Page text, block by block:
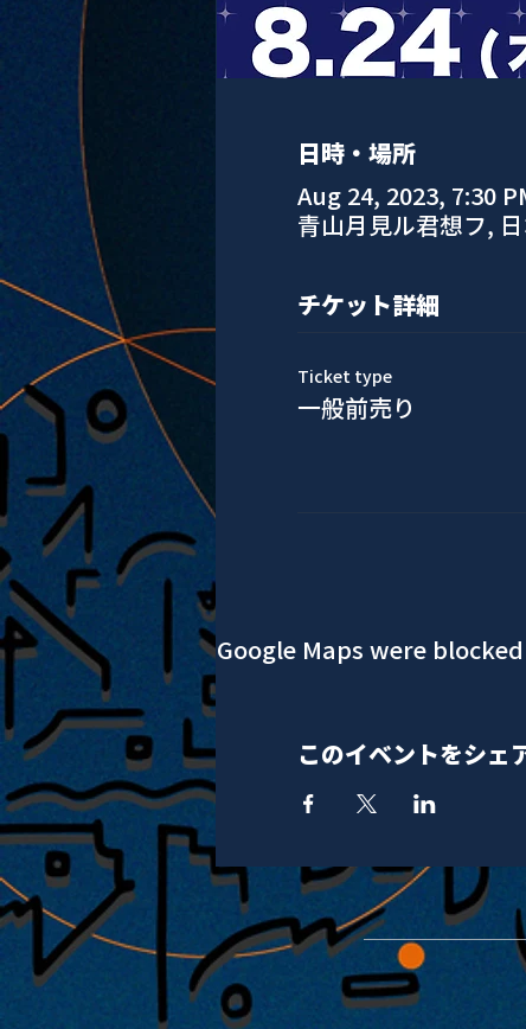
日時・場所
Aug 24, 2023, 7:30
青山月見ル君想フ,
チケット詳細
Ticket type
一般前売り
Google Maps were
このイベントをシェ